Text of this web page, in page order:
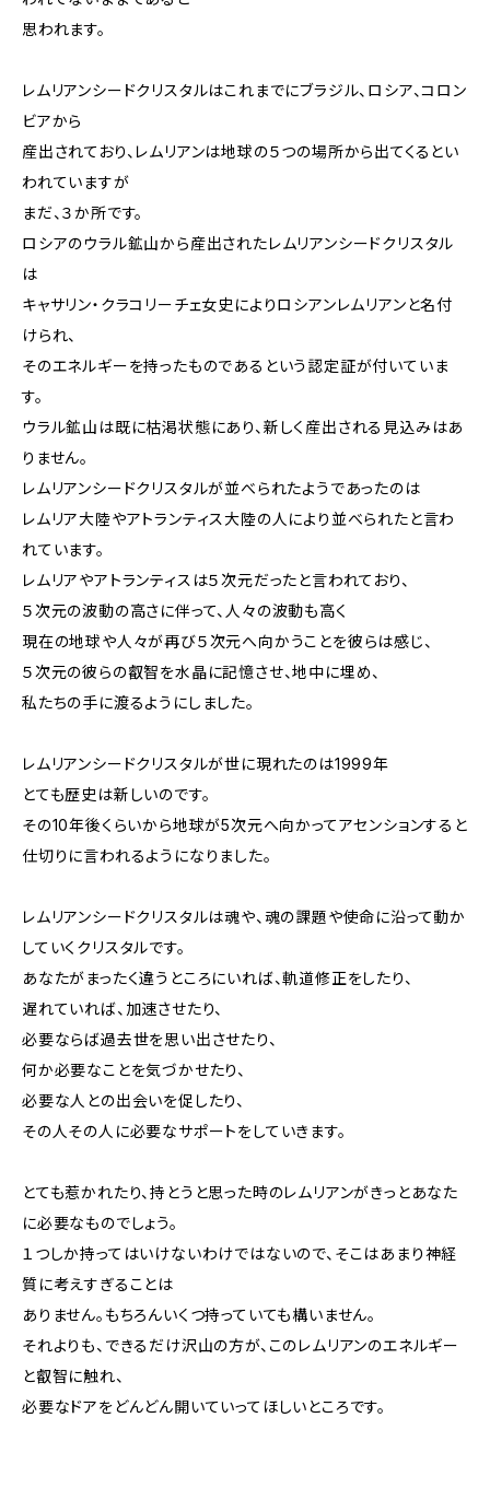
思われます。
レムリアンシードクリスタルはこれまでにブラジル、ロシア、コロン
ビアから
産出されており、レムリアンは地球の５つの場所から出てくるとい
われていますが
まだ、３か所です。
ロシアのウラル鉱山から産出されたレムリアンシードクリスタル
は
キャサリン・クラコリーチェ女史によりロシアンレムリアンと名付
けられ、
そのエネルギーを持ったものであるという認定証が付いていま
す。
ウラル鉱山は既に枯渇状態にあり、新しく産出される見込みはあ
りません。
レムリアンシードクリスタルが並べられたようであったのは
レムリア大陸やアトランティス大陸の人により並べられたと言わ
れています。
レムリアやアトランティスは５次元だったと言われており、
５次元の波動の高さに伴って、人々の波動も高く
現在の地球や人々が再び５次元へ向かうことを彼らは感じ、
５次元の彼らの叡智を水晶に記憶させ、地中に埋め、
私たちの手に渡るようにしました。
レムリアンシードクリスタルが世に現れたのは1999年
とても歴史は新しいのです。
その10年後くらいから地球が5次元へ向かってアセンションすると
仕切りに言われるようになりました。
レムリアンシードクリスタルは魂や、魂の課題や使命に沿って動か
していくクリスタルです。
あなたがまったく違うところにいれば、軌道修正をしたり、
遅れていれば、加速させたり、
必要ならば過去世を思い出させたり、
何か必要なことを気づかせたり、
必要な人との出会いを促したり、
その人その人に必要なサポートをしていきます。
とても惹かれたり、持とうと思った時のレムリアンがきっとあなた
に必要なものでしょう。
１つしか持ってはいけないわけではないので、そこはあまり神経
質に考えすぎることは
ありません。もちろんいくつ持っていても構いません。
それよりも、できるだけ沢山の方が、このレムリアンのエネルギー
と叡智に触れ、
必要なドアをどんどん開いていってほしいところです。